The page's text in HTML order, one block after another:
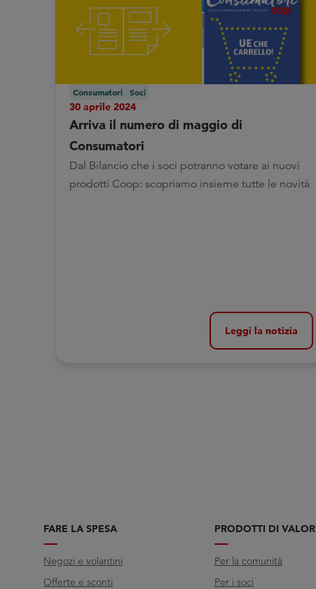
Consumatori Soci
30 aprile 2024
Arriva il numero di maggio di
Consumatori
Dal Bilancio che i soci potranno votare ai nuovi
prodotti Coop: scopriamo insieme tutte le novità
Leggi la notizia
FARE LA SPESA
Negozi e volantini
Offerte e sconti
PRODOTTI DI
Per la comunità
Per i soci